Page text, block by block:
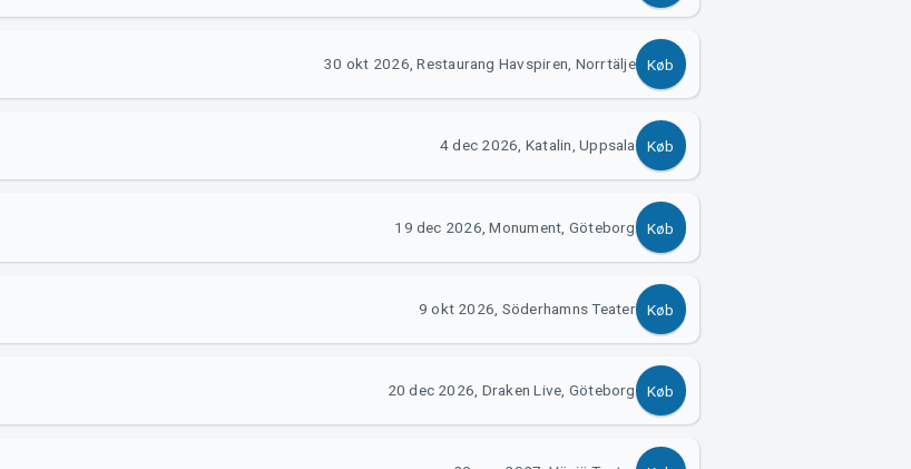
30 okt 2026, Restaurang Havspiren, Norrtälje Køb
4 dec 2026, Katalin, Uppsala Køb
19 dec 2026, Monument, Göteborg Køb
9 okt 2026, Söderhamns Teater Køb
20 dec 2026, Draken Live, Göteborg Køb